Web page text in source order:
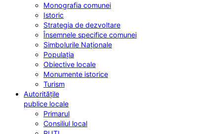
Monografia comunei
Istoric
Strategia de dezvoltare
Însemnele specifice comunei
Simbolurile Naționale
Populația
Obiective locale
Monumente istorice
Turism
Autoritățile
publice locale
Primarul
Consiliul local